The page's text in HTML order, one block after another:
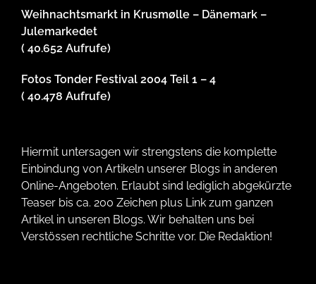
Weihnachtsmarkt in Krusmølle – Dänemark –
Julemarkedet
( 40.652 Aufrufe)
Fotos Tonder Festival 2004 Teil 1 – 4
( 40.478 Aufrufe)
Hiermit untersagen wir strengstens die komplette
Einbindung von Artikeln unserer Blogs in anderen
Online-Angeboten. Erlaubt sind lediglich abgekürzte
Teaser bis ca. 200 Zeichen plus Link zum ganzen
Artikel in unseren Blogs. Wir behalten uns bei
Verstössen rechtliche Schritte vor. Die Redaktion!